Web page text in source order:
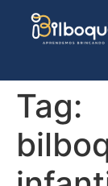
Tag: